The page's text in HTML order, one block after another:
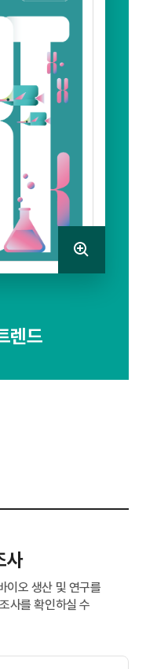
렌드
사
이오 생산 및 연구를
사를 확인하실 수